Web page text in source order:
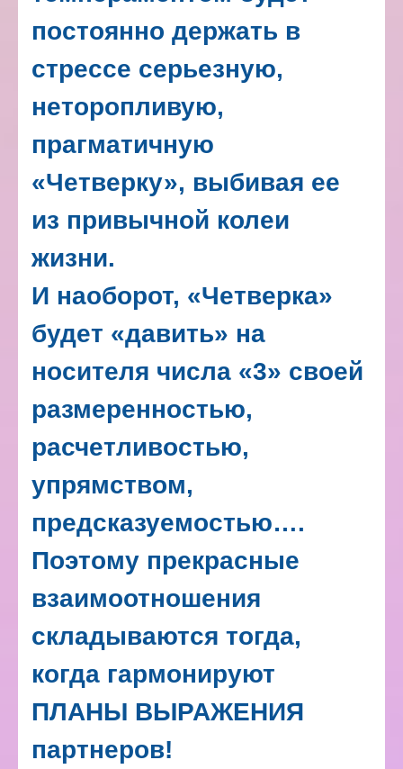
постоянно держать в
стрессе серьезную,
неторопливую,
прагматичную
«Четверку», выбивая ее
из привычной колеи
жизни.
И наоборот, «Четверка»
будет «давить» на
носителя числа «3» своей
размеренностью,
расчетливостью,
упрямством,
предсказуемостью….
Поэтому прекрасные
взаимоотношения
складываются тогда,
когда гармонируют
ПЛАНЫ ВЫРАЖЕНИЯ
партнеров!